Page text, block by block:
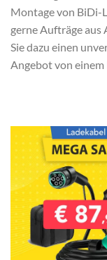
Montage von BiDi-
gerne Aufträge aus
Sie dazu einen
Angebot von einem